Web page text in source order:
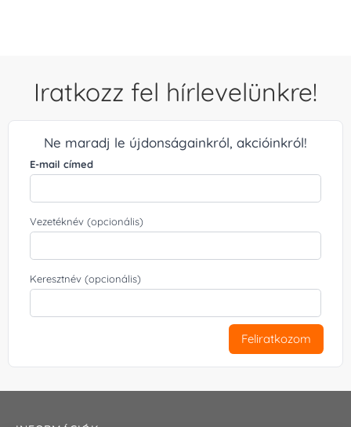
Iratkozz fel hírlevelünkre!
Ne maradj le újdonságainkról, akcióinkról!
E-mail címed
Vezetéknév (opcionális)
Keresztnév (opcionális)
Feliratkozom